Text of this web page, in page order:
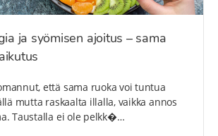
ja syömisen ajoitus – sama
että sama ruoka voi tuntua
mutta raskaalta illalla, vaikka annos
Taustalla ei ole pelkk�…